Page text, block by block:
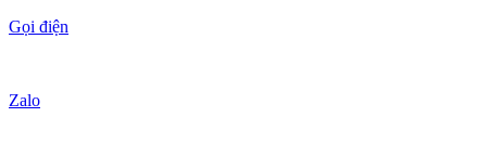
Gọi điện
Zalo